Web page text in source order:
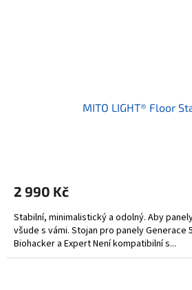
MITO LIGHT® Floor
2 990 Kč
Stabilní, minimalistický a odolný. Aby
všude s vámi. Stojan pro panely Generace
Biohacker a Expert Není kompatibilní s...